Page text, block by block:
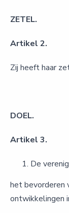
ZETEL.
Artikel 2.
Zij heeft haar
DOEL.
Artikel 3.
De
het bevorderen
ontwikkelingen